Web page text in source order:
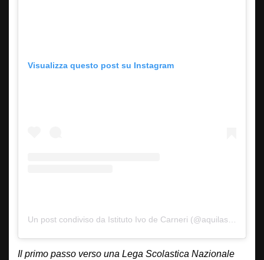
Visualizza questo post su Instagram
Il primo passo verso una Lega Scolastica Nazionale